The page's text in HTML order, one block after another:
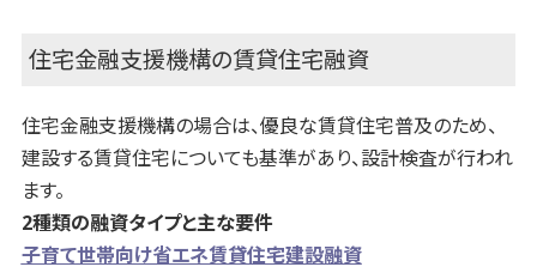
住宅金融支援機構の賃貸住宅融資
住宅金融支援機構の場合は、優良な賃貸住宅普及のため、
建設する賃貸住宅についても基準があり、設計検査が行われ
ます。
2種類の融資タイプと主な要件
子育て世帯向け省エネ賃貸住宅建設融資